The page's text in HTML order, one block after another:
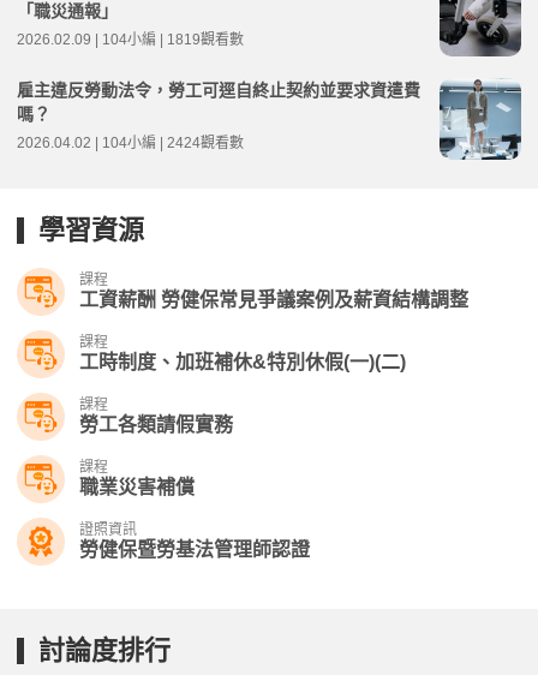
「職災通報」
2026.02.09 | 104小編 | 1819觀看數
雇主違反勞動法令，勞工可逕自終止契約並要求資遣費
嗎？
2026.04.02 | 104小編 | 2424觀看數
學習資源
課程
工資薪酬 勞健保常見爭議案例及薪資結構調整
課程
工時制度、加班補休&特別休假(一)(二)
課程
勞工各類請假實務
課程
職業災害補償
證照資訊
勞健保暨勞基法管理師認證
討論度排行